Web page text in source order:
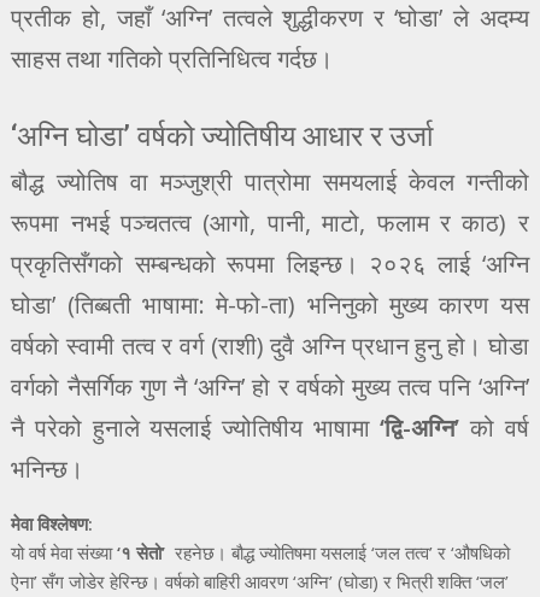
प्रतीक हो, जहाँ ‘अग्नि’ तत्वले शुद्धीकरण र ‘घोडा’ ले अदम्य
साहस तथा गतिको प्रतिनिधित्व गर्दछ।
‘अग्नि घोडा’ वर्षको ज्योतिषीय आधार र उर्जा
बौद्ध ज्योतिष वा मञ्जुश्री पात्रोमा समयलाई केवल गन्तीको
रूपमा नभई पञ्चतत्व (आगो, पानी, माटो, फलाम र काठ) र
प्रकृतिसँगको सम्बन्धको रूपमा लिइन्छ। २०२६ लाई ‘अग्नि
घोडा’ (तिब्बती भाषामा: मे-फो-ता) भनिनुको मुख्य कारण यस
वर्षको स्वामी तत्व र वर्ग (राशी) दुवै अग्नि प्रधान हुनु हो। घोडा
वर्गको नैसर्गिक गुण नै ‘अग्नि’ हो र वर्षको मुख्य तत्व पनि ‘अग्नि’
नै परेको हुनाले यसलाई ज्योतिषीय भाषामा‘द्वि-अग्नि’ को वर्ष
भनिन्छ।
मेवा विश्लेषण:
यो वर्ष मेवा संख्या‘१ सेतो’ रहनेछ। बौद्ध ज्योतिषमा यसलाई ‘जल तत्व’ र ‘औषधिको
ऐना’ सँग जोडेर हेरिन्छ। वर्षको बाहिरी आवरण ‘अग्नि’ (घोडा) र भित्री शक्ति ‘जल’